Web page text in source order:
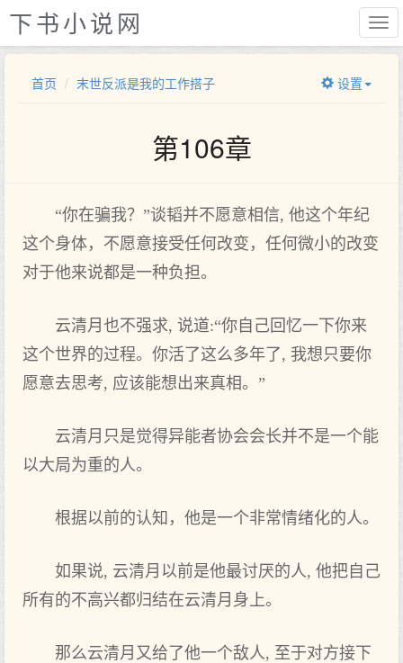
下书小说网
首页 末世反派是我的工作搭子 设置
第106章
“你在骗我？”谈韬并不愿意相信, 他这个年纪
这个身体，不愿意接受任何改变，任何微小的改变
对于他来说都是一种负担。
云清月也不强求, 说道:“你自己回忆一下你来
这个世界的过程。你活了这么多年了, 我想只要你
愿意去思考, 应该能想出来真相。”
云清月只是觉得异能者协会会长并不是一个能
以大局为重的人。
根据以前的认知，他是一个非常情绪化的人。
如果说, 云清月以前是他最讨厌的人, 他把自己
所有的不高兴都归结在云清月身上。
那么云清月又给了他一个敌人, 至于对方接下